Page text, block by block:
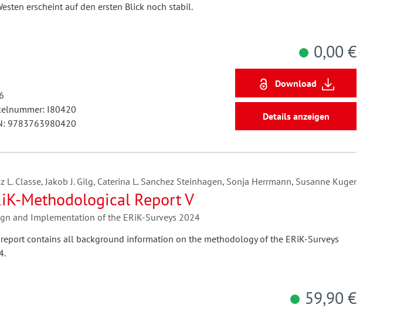
erscheint auf den ersten Blick noch stabil.
I80420
9783763980420
0,00 €
Download
Details anzeigen
L. Classe, Jakob J. Gilg, Caterina L. Sanchez Steinhagen, Sonja Herrmann, Susanne Kuger
Methodological Report V
and Implementation of the ERiK-Surveys 2024
contains all background information on the methodology of the ERiK-Surveys
59,90 €